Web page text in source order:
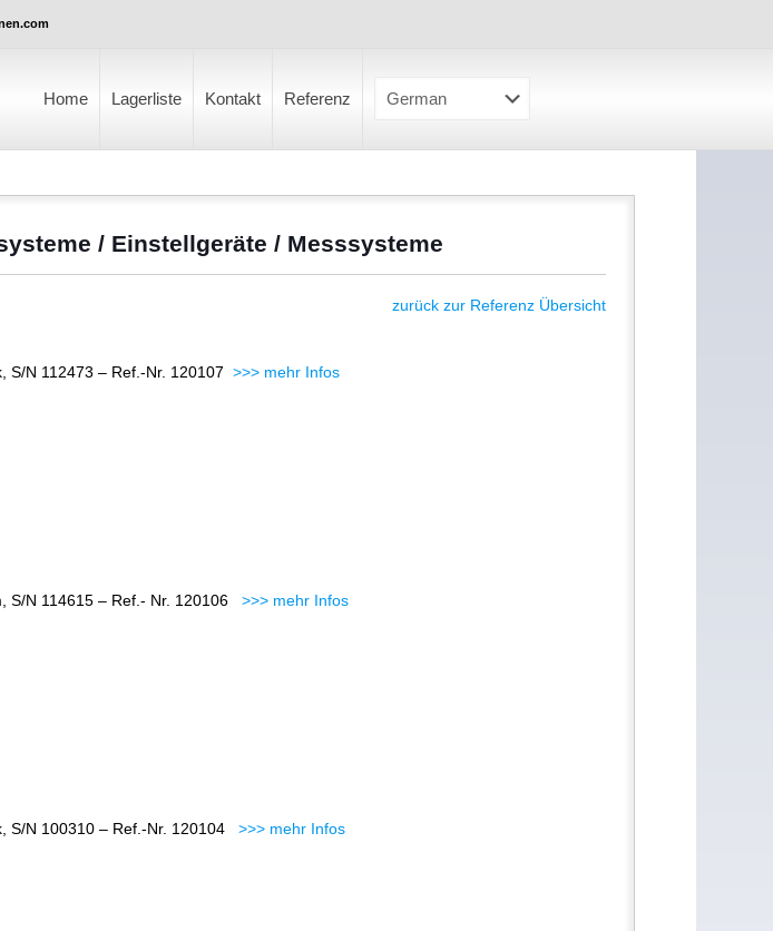
Home Lagerliste Kontakt Referenz
/ Einstellgeräte / Messsysteme
zurück zur Referenz Übersicht
S/N 112473 – Ref.-Nr. 120107 >>> mehr Infos
S/N 114615 – Ref.- Nr. 120106 >>> mehr Infos
S/N 100310 – Ref.-Nr. 120104 >>> mehr Infos